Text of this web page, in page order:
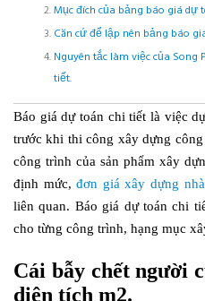
Mục đích của bảng báo giá dự
Căn cứ để lập nên bảng báo
Nguyên tắc làm việc của
tiết.
Báo giá dự toán chi tiết là việc
trước khi thi công xây dựng
công trình của sản phẩm xây
định mức,đơn giá xây dựng nhà
liên quan. Báo giá dự toán chi
cho từng công trình, hạng mục
Cái bẫy chết người
diện tích m2.